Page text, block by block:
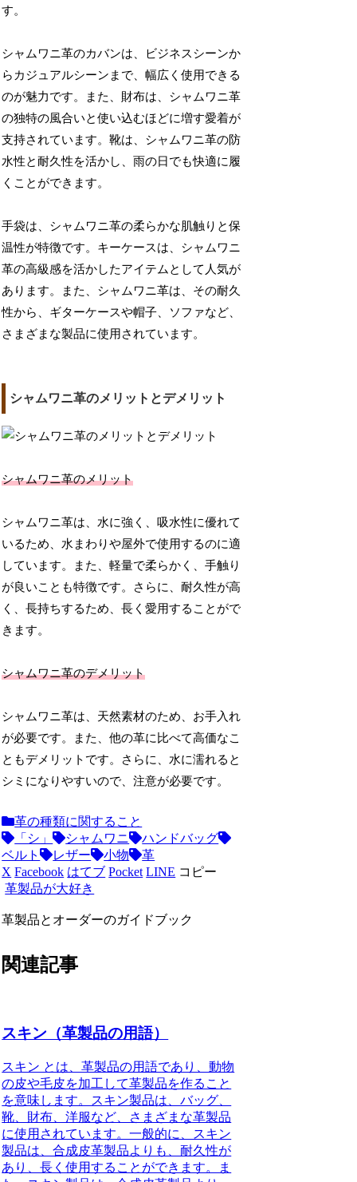
す。
シャムワニ革のカバンは、ビジネスシーンか
らカジュアルシーンまで、幅広く使用できる
のが魅力です。また、財布は、シャムワニ革
の独特の風合いと使い込むほどに増す愛着が
支持されています。靴は、シャムワニ革の防
水性と耐久性を活かし、雨の日でも快適に履
くことができます。
手袋は、シャムワニ革の柔らかな肌触りと保
温性が特徴です。キーケースは、シャムワニ
革の高級感を活かしたアイテムとして人気が
あります。また、シャムワニ革は、その耐久
性から、ギターケースや帽子、ソファなど、
さまざまな製品に使用されています。
シャムワニ革のメリットとデメリット
シャムワニ革のメリット
シャムワニ革は、水に強く、吸水性に優れて
いるため、水まわりや屋外で使用するのに適
しています。また、軽量で柔らかく、手触り
が良いことも特徴です。さらに、耐久性が高
く、長持ちするため、長く愛用することがで
きます。
シャムワニ革のデメリット
シャムワニ革は、天然素材のため、お手入れ
が必要です。また、他の革に比べて高価なこ
ともデメリットです。さらに、水に濡れると
シミになりやすいので、注意が必要です。
革の種類に関すること
「シ」
シャムワニ
ハンドバッグ
ベルト
レザー 小物
革
X Facebook はてブ Pocket LINE コピー
革製品が大好き
革製品とオーダーのガイドブック
関連記事
スキン（革製品の用語）
スキン とは、革製品の用語であり、動物
の皮や毛皮を加工して革製品を作ること
を意味します。スキン製品は、バッグ、
靴、財布、洋服など、さまざまな革製品
に使用されています。一般的に、スキン
製品は、合成皮革製品よりも、耐久性が
あり、長く使用することができます。ま